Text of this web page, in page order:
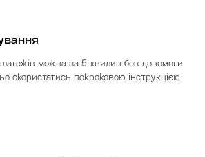
можна за 5 хвилин без допомоги
скористатись покроковою інструкцією